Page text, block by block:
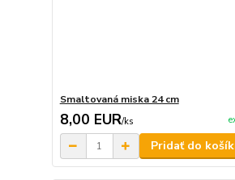
Smaltovaná miska 24 cm
8,00 EUR/ks
Pridať do